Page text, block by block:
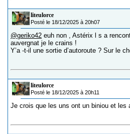
liteulorce
Posté le 18/12/2025 à 20h07
@geriko42 euh non , Astérix l s a
auvergnat je le crains !
Y’a -t-il une sortie d’autoroute ? Sur le
liteulorce
Posté le 18/12/2025 à 20h11
Je crois que les uns ont un biniou et les